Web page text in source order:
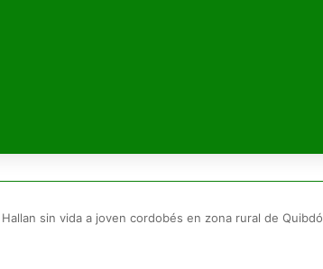
sin vida a joven cordobés en zona rural de Quibdó